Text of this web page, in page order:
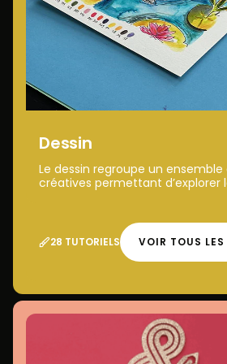
Dessin
Le dessin regroupe un
créatives permettant d’explorer
28 TUTORIELS VOIR TOUS LES